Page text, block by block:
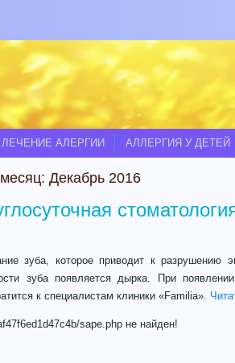
ЛЕЧЕНИЕ АЛЕРГИИ АЛЛЕРГИЯ У ДЕТЕЙ
Декабрь 2016
зуба, которое приводит к разрушению
зуба появляется дырка. При
к специалистам клиники «Familia».
sape.php не найден!